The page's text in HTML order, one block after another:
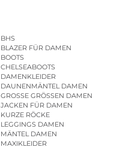
BHS
BLAZER FÜR DAMEN
BOOTS
CHELSEABOOTS
DAMENKLEIDER
DAUNENMÄNTEL DAMEN
GROSSE GRÖSSEN DAMEN
JACKEN FÜR DAMEN
KURZE RÖCKE
LEGGINGS DAMEN
MÄNTEL DAMEN
MAXIKLEIDER